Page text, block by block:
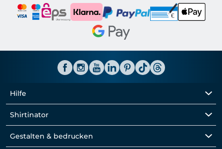
Hilfe
Shirtinator
Gestalten & bedrucken